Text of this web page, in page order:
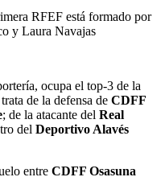
ocupa el top-3 de la
de la defensa de CDFF
; de la atacante del Real
del Deportivo Alavés
entre CDFF Osasuna